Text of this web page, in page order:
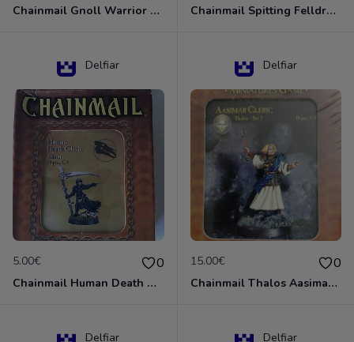
Chainmail Gnoll Warrior Dungeons & Dragons Chainmail Spitting Felldrake
Delfiar
5.00€ 0
Chainmail Human Death Cleric
Delfiar
15.00€ 0
Chainmail Thalos Aasimar Cleric
Delfiar Delfiar